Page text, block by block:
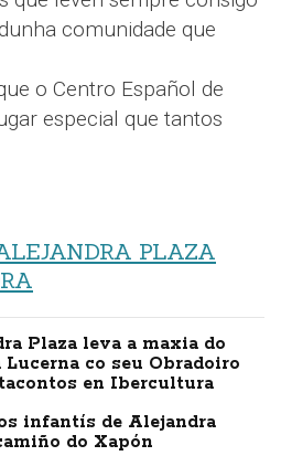
comunidade que
o Centro Español de
especial que tantos
PLAZA
Plaza leva a maxia do
Lucerna co seu Obradoiro
en Ibercultura
infantís de Alejandra
do Xapón